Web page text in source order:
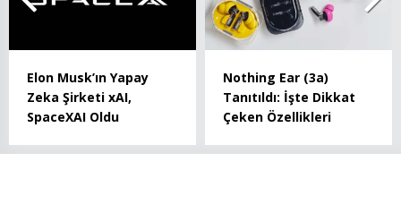
Elon Musk’ın Yapay
Zeka Şirketi xAI,
SpaceXAI Oldu
Nothing Ear (3a)
Tanıtıldı: İşte Dikkat
Çeken Özellikleri